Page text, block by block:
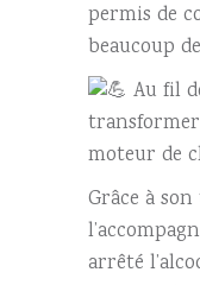
permis de
beaucoup
Au fil
moteur de
Grâce à
arrêté